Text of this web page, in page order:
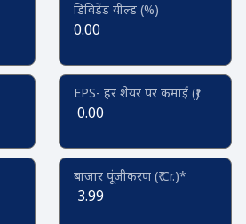
डिविडेंड यील्ड (%)
0.00
EPS- हर शेयर पर कमाई (₹)
0.00
बाजार पूंजीकरण (₹ Cr.)*
3.99